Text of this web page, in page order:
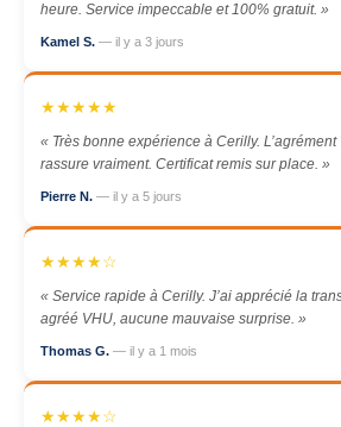
heure. Service impeccable et 100% gratuit. »
Kamel S. — il y a 3 jours
★★★★★
« Très bonne expérience à Cerilly.
rassure vraiment. Certificat remis sur place. »
Pierre N. — il y a 5 jours
★★★★☆
« Service rapide à Cerilly. J’ai apprécié la
agréé VHU, aucune mauvaise surprise. »
Thomas G. — il y a 1 mois
★★★★☆